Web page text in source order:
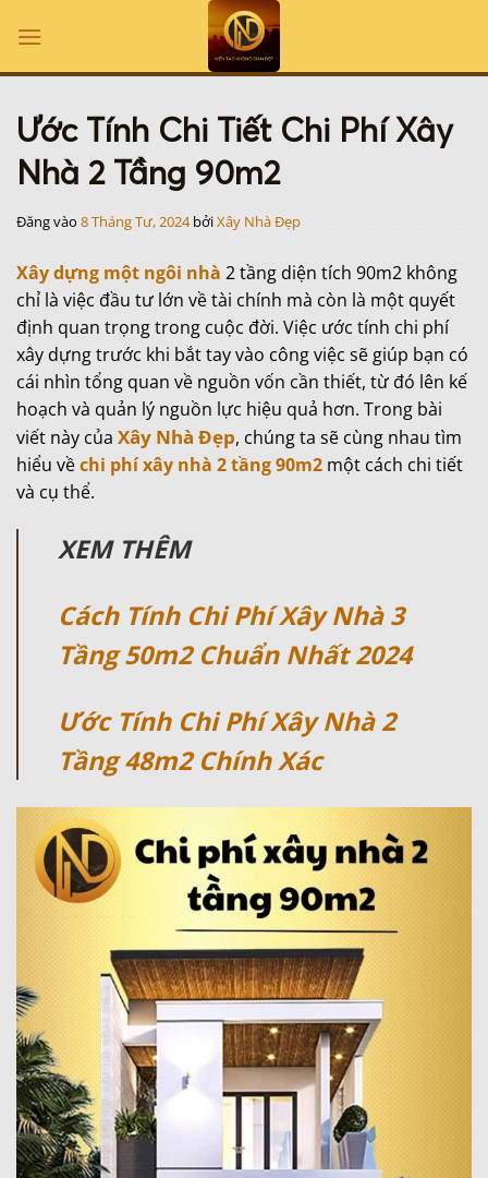
qua
nội
Ước Tính Chi Tiết Chi Phí Xây
Nhà 2 Tầng 90m2
Đăng vào 8 Tháng Tư, 2024 bởiXây Nhà Đẹp
Xây dựng một ngôi nhà 2 tầng diện tích 90m2 không
chỉ là việc đầu tư lớn về tài chính mà còn là một quyết
định quan trọng trong cuộc đời. Việc ước tính chi phí
xây dựng trước khi bắt tay vào công việc sẽ giúp bạn có
cái nhìn tổng quan về nguồn vốn cần thiết, từ đó lên kế
hoạch và quản lý nguồn lực hiệu quả hơn. Trong bài
viết này của Xây Nhà Đẹp, chúng ta sẽ cùng nhau tìm
hiểu vềchi phí xây nhà 2 tầng 90m2 một cách chi tiết
và cụ thể.
XEM THÊM
Cách Tính Chi Phí Xây Nhà 3
Tầng 50m2 Chuẩn Nhất 2024
Ước Tính Chi Phí Xây Nhà 2
Tầng 48m2 Chính Xác